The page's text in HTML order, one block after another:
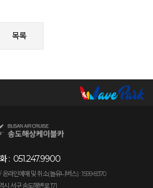
목록
: 051.247.9900
온라인예매 및 취소(놀유니버스) : 1599-8370
시 서구 송도해변로 171